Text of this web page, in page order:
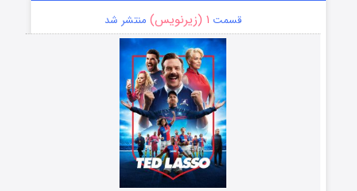
قسمت ۱ (زیرنویس) منتشر شد